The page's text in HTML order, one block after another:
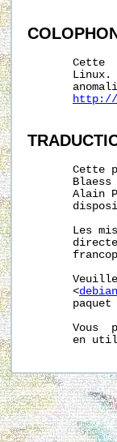
Cette
Linux.
http://
Cette
Blaess
Alain
Les
       <
paquet
Vous
en